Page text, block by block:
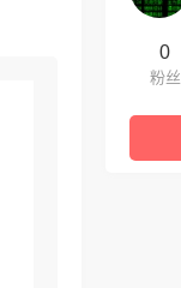
0
粉丝